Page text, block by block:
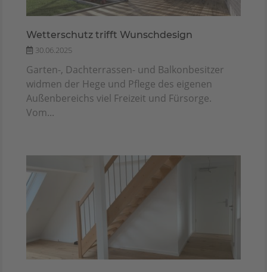
Wetterschutz trifft Wunschdesign
30.06.2025
Garten-, Dachterrassen- und Balkonbesitzer
widmen der Hege und Pflege des eigenen
Außenbereichs viel Freizeit und Fürsorge.
Vom...